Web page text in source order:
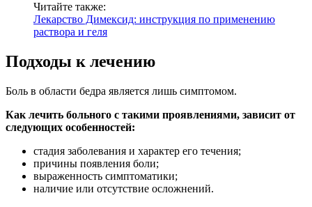
Читайте также:
Лекарство Димексид: инструкция по применению
раствора и геля
Подходы к лечению
Боль в области бедра является лишь симптомом.
Как лечить больного с такими проявлениями, зависит от
следующих особенностей:
стадия заболевания и характер его течения;
причины появления боли;
выраженность симптоматики;
наличие или отсутствие осложнений.